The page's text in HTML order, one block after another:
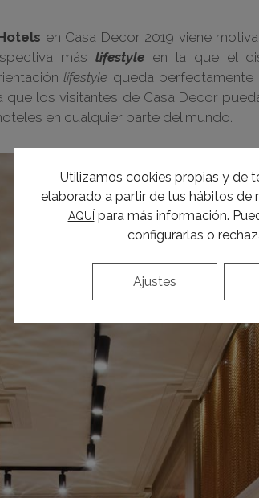
en Casa Decor 2019 viene
máslifestyle en la que el
lifestyle queda perfectamente
que los visitantes de Casa Decor
en cualquier parte del mundo.
Utilizamos cookies propias y de
elaborado a partir de tus hábitos de
AQUÍ para más información.
configurarlas o
Ajustes